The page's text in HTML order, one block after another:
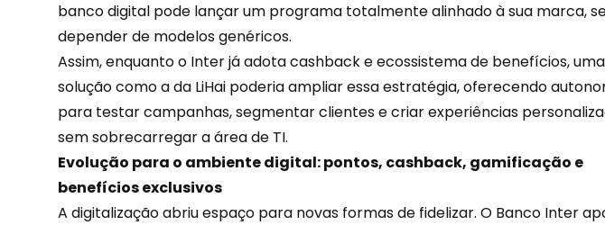
banco digital pode lançar um programa totalmente alinhado à sua marca,
depender de modelos genéricos.
Assim, enquanto o Inter já adota cashback e ecossistema de benefícios, uma
solução como a da LiHai poderia ampliar essa estratégia, oferecendo
para testar campanhas, segmentar clientes e criarexperiências
sem sobrecarregar a área de TI.
Evolução para o ambiente digital: pontos, cashback, gamificação e
benefícios exclusivos
A digitalização abriu espaço para novas formas de fidelizar. O Banco Inter